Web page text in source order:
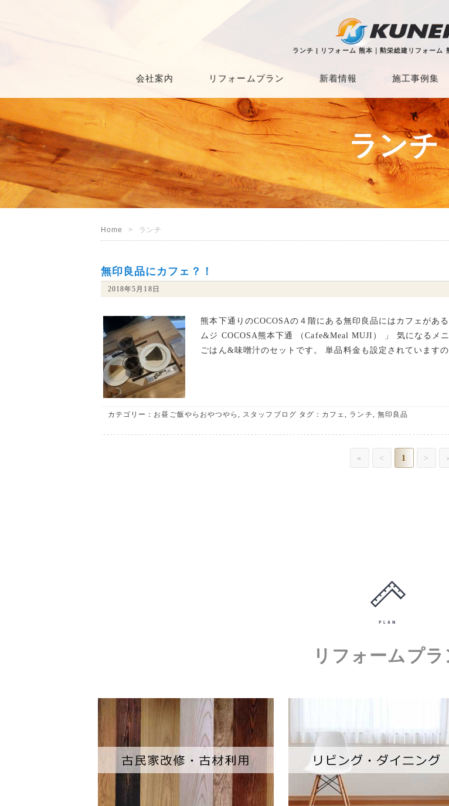
ランチ | リフォーム 熊本｜勲栄総建リフォーム
会社案内 リフォームプラン 新着情報 施工事例集
Home ランチ
ランチ
無印良品にカフェ？！
2018年5月18日
熊本下通りのCOCOSAの４階にある無印良品にはカフェがあ
ムジ COCOSA熊本下通 （Cafe&Meal MUJI） 」 気になるメ
ごはん&味噌汁のセットです。 単品料金も設定されています
カテゴリー： お昼ご飯やらおやつやら, スタッフブログ タグ： カフェ, ランチ, 無印良品
« < 1 >
リフォームプラ